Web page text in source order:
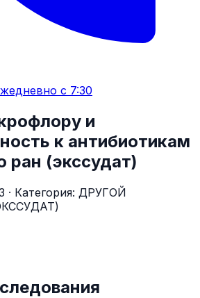
с 7:30
и
к антибиотикам
ран (экссудат)
· Категория: ДРУГОЙ